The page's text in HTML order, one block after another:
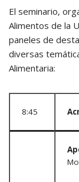
El seminario,
Alimentos de la
paneles de
diversas
Alimentaria:
8:45